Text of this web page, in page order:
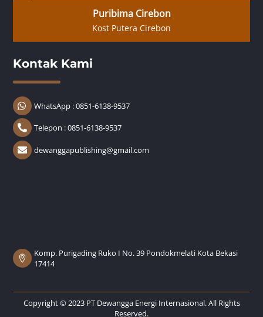
Puribima Cirebon
Kost Putera Cirebon
Kontak Kami
WhatsApp : 0851-6138-9537
Telepon : 0851-6138-9537
dewanggapublishing@gmail.com
Komp. Purigading Ruko I No. 39 Pondokmelati Kota Bekasi
17414
Copyright © 2023 PT Dewangga Energi Internasional. All Rights
Reserved.